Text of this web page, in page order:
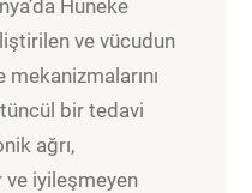
Huneke
ve vücudun
bir tedavi
ağrı,
iyileşmeyen